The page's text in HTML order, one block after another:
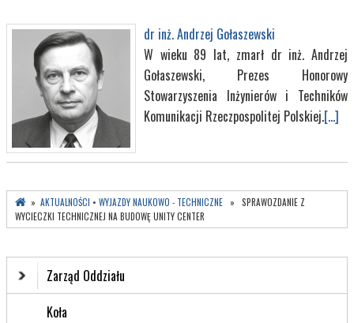
dr inż. Andrzej Gołaszewski
W wieku 89 lat, zmarł dr inż. Andrzej
Gołaszewski, Prezes Honorowy
Stowarzyszenia Inżynierów i Techników
Komunikacji Rzeczpospolitej Polskiej.[...]
» AKTUALNOŚCI • WYJAZDY NAUKOWO - TECHNICZNE » SPRAWOZDANIE Z
WYCIECZKI TECHNICZNEJ NA BUDOWĘ UNITY CENTER
Zarząd Oddziału
Koła